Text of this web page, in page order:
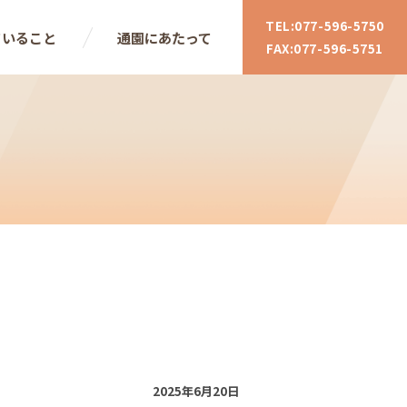
ること 通園にあたって
TEL:077-596-5750
FAX:077-596-5751
2025年6月20日